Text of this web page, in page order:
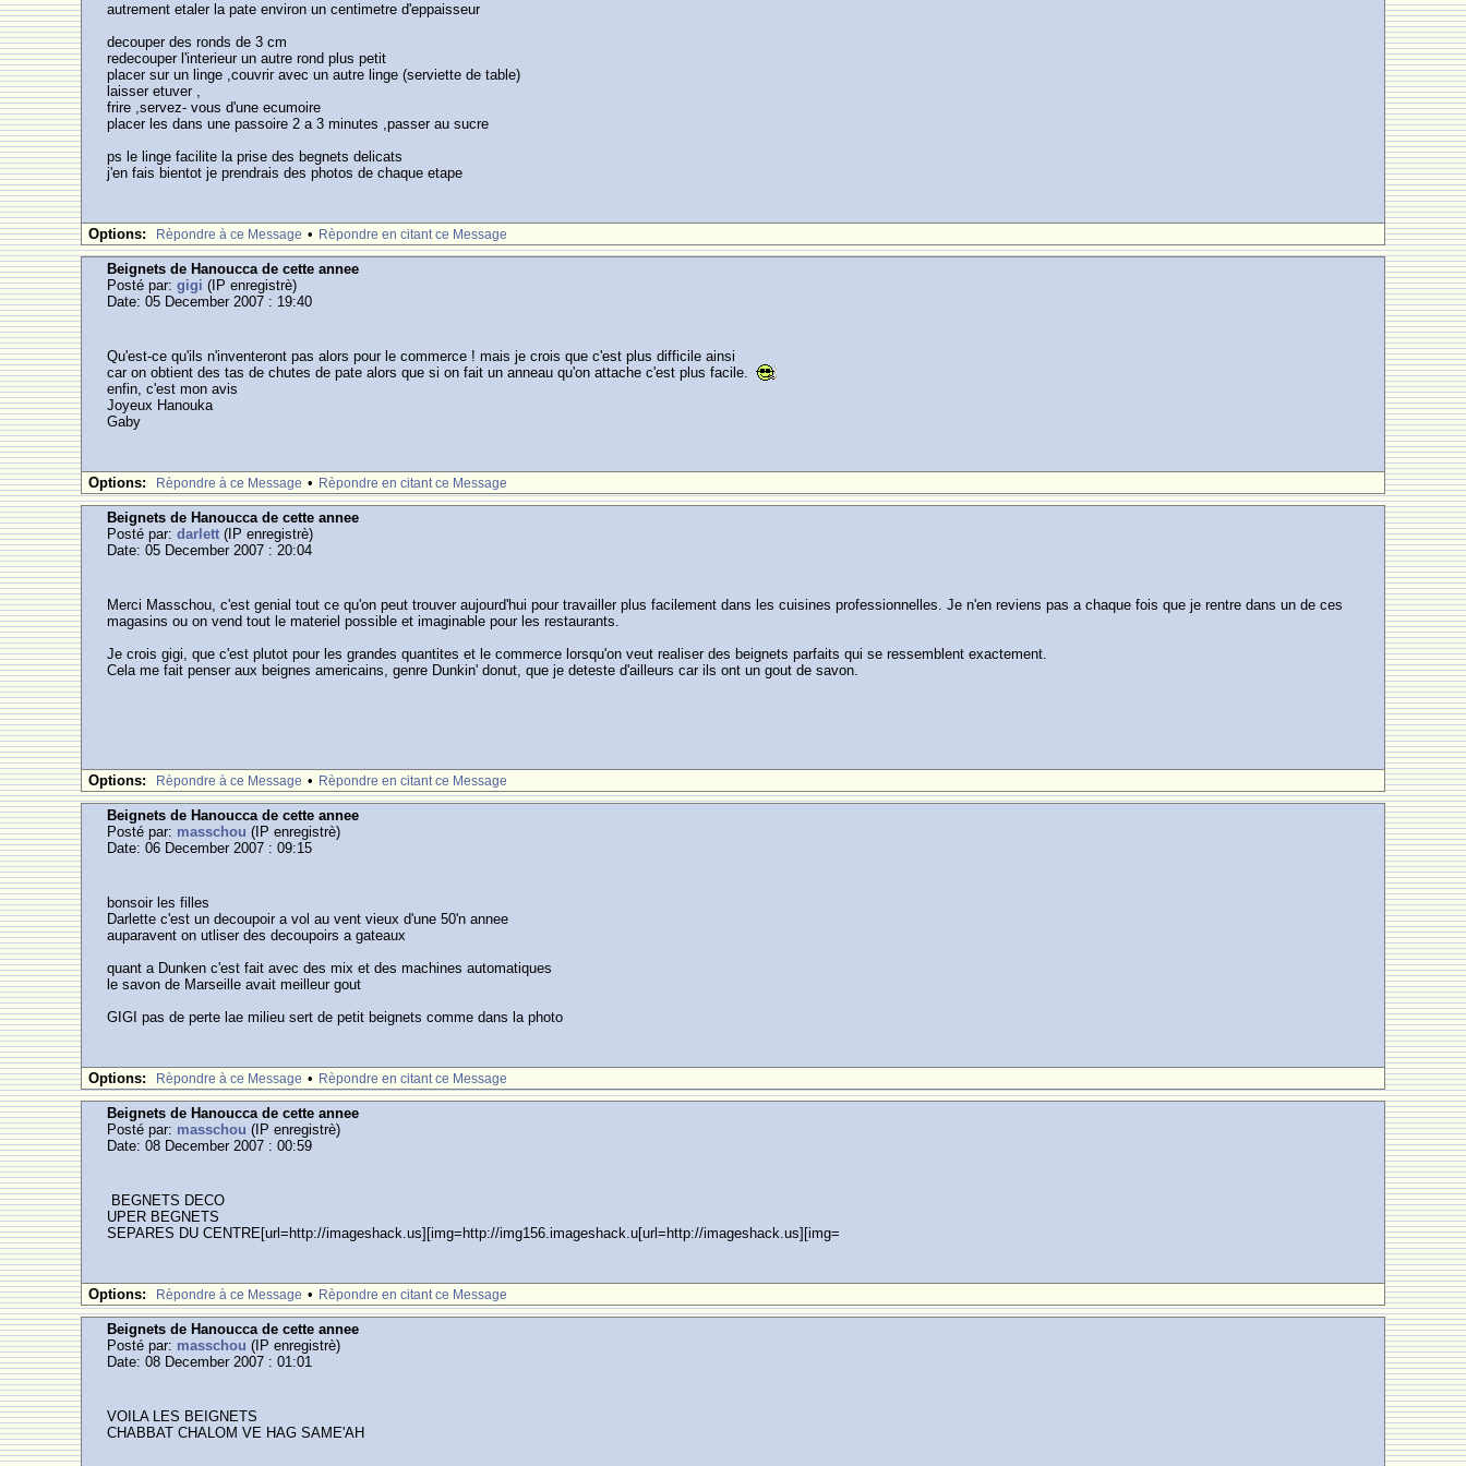
autrement etaler la pate environ un centimetre d'eppaisseur
decouper des ronds de 3 cm
redecouper l'interieur un autre rond plus petit
placer sur un linge ,couvrir avec un autre linge (serviette de table)
laisser etuver ,
frire ,servez- vous d'une ecumoire
placer les dans une passoire 2 a 3 minutes ,passer au sucre
ps le linge facilite la prise des begnets delicats
j'en fais bientot je prendrais des photos de chaque etape
Options: Rèpondre à ce Message • Rèpondre en citant ce Message
Beignets de Hanoucca de cette annee
Posté par:gigi (IP enregistrè)
Date: 05 December 2007 : 19:40
Qu'est-ce qu'ils n'inventeront pas alors pour le commerce ! mais je crois que c'est plus difficile ainsi
car on obtient des tas de chutes de pate alors que si on fait un anneau qu'on attache c'est plus facile.
enfin, c'est mon avis
Joyeux Hanouka
Gaby
Options: Rèpondre à ce Message • Rèpondre en citant ce Message
Beignets de Hanoucca de cette annee
Posté par:darlett (IP enregistrè)
Date: 05 December 2007 : 20:04
Merci Masschou, c'est genial tout ce qu'on peut trouver aujourd'hui pour travailler plus facilement dans les cuisines professionnelles. Je n'en reviens pas a chaque fois que je rentre dans un de ces
magasins ou on vend tout le materiel possible et imaginable pour les restaurants.
Je crois gigi, que c'est plutot pour les grandes quantites et le commerce lorsqu'on veut realiser des beignets parfaits qui se ressemblent exactement.
Cela me fait penser aux beignes americains, genre Dunkin' donut, que je deteste d'ailleurs car ils ont un gout de savon.
Options: Rèpondre à ce Message • Rèpondre en citant ce Message
Beignets de Hanoucca de cette annee
Posté par: masschou (IP enregistrè)
Date: 06 December 2007 : 09:15
bonsoir les filles
Darlette c'est un decoupoir a vol au vent vieux d'une 50'n annee
auparavent on utliser des decoupoirs a gateaux
quant a Dunken c'est fait avec des mix et des machines automatiques
le savon de Marseille avait meilleur gout
GIGI pas de perte lae milieu sert de petit beignets comme dans la photo
Options: Rèpondre à ce Message • Rèpondre en citant ce Message
Beignets de Hanoucca de cette annee
Posté par: masschou (IP enregistrè)
Date: 08 December 2007 : 00:59
BEGNETS DECO
UPER BEGNETS
SEPARES DU CENTRE[url=http://imageshack.us][img=http://img156.imageshack.u[url=http://imageshack.us][img=
Options: Rèpondre à ce Message • Rèpondre en citant ce Message
Beignets de Hanoucca de cette annee
Posté par: masschou (IP enregistrè)
Date: 08 December 2007 : 01:01
VOILA LES BEIGNETS
CHABBAT CHALOM VE HAG SAME'AH